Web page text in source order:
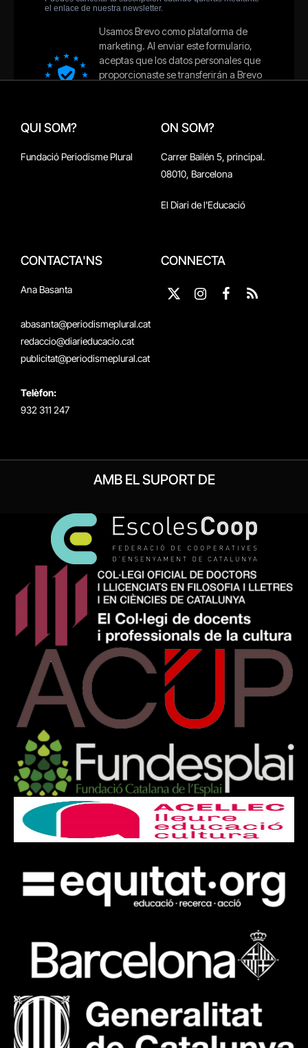
QUI SOM?
Fundació Periodisme Plural
ON SOM?
Carrer Bailén 5, principal.
08010, Barcelona
El Diari de l'Educació
CONTACTA'NS
Ana Basanta
abasanta@periodismeplural.cat
redaccio@diarieducacio.cat
publicitat@periodismeplural.cat
Telèfon:
932 311 247
CONNECTA
X
InstagramFacebook
RSS
AMB EL SUPORT DE